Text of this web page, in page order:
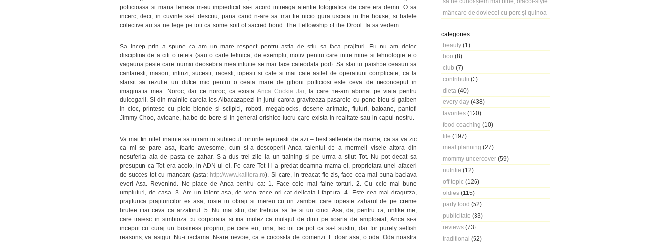
mâncare de dovlecei cu porc și quinoa
categories
beauty (1)
boo (8)
club (7)
contributii (3)
dieta (40)
every day (438)
favorites (120)
food coaching (10)
life (197)
meal planning (27)
mommy undercover (59)
nutritie (12)
off topic (126)
oldies (115)
party food (52)
publicitate (33)
reviews (73)
traditional (52)
pofticioasa si mana lenesa m-au impiedicat sa-i acord intreaga atentie fotografica de care era demn. O sa
incerc, deci, in cuvinte sa-l descriu, pana cand n-are sa mai fie nicio gura uscata in the house, si balele
colective au sa ne lege pe toti ca some sort of sacred bond. The Fellowship of the Drool. Ia sa vedem.
Sa incep prin a spune ca am un mare respect pentru astia de stiu sa faca prajituri. Eu nu am deloc
disciplina de a citi o reteta (sau o carte tehnica, de exemplu, motiv pentru care intre mine si tehnologie e o
vagauna peste care numai deosebita mea intuitie se mai face cateodata pod). Sa stai tu paishpe ceasuri sa
cantaresti, masori, intinzi, sucesti, racesti, topesti si cate si mai cate astfel de operatiuni complicate, ca la
sfarsit sa rezulte un dulce mic pentru o ceata mare de giboni pofticiosi este ceva de neconceput in
imaginatia mea. Noroc, dar ce noroc, ca exista Anca Cookie Jar, la care ne-am abonat pe viata pentru
dulcegarii. Si din mainile careia ies Albacazapezi in jurul carora graviteaza pasarele cu pene bleu si galben
in cioc, printese cu plete blonde si sclipici, roboti, megablocks, desene animate, fluturi, baloane, pantofi
Jimmy Choo, avioane, halbe de bere si in general orishice lucru care exista in realitate sau in capul nostru.
Va mai tin nitel inainte sa intram in subiectul torturile iepuresti de azi – best sellerele de maine, ca sa va zic
ca mi se pare asa, foarte awesome, cum si-a descoperit Anca talentul de a mermeli visele altora din
nesuferita aia de pasta de zahar. S-a dus trei zile la un training si pe urma a stiut Tot. Nu pot decat sa
presupun ca Tot era acolo, in ADN-ul ei. Pe care Tot i l-a predat doamna mama ei, proprietara unei afaceri
de succes tot cu mancare (asta: http://www.kalitera.ro). Si care, in treacat fie zis, face cea mai buna baclava
ever! Asa. Revenind. Ne place de Anca pentru ca: 1. Face cele mai faine torturi. 2. Cu cele mai bune
umpluturi, de casa. 3. Are un talent asa, de vreo zece ori cat delicata-i faptura. 4. Este cea mai dragutza,
prajiturica prajituricilor ea asa, rosie in obraji si mereu cu un zambet care topeste zaharul de pe creme
brulee mai ceva ca arzatorul. 5. Nu mai stiu, dar trebuia sa fie si un cinci. Asa, da, pentru ca, unlike me,
care traiesc in simbioza cu corporatia si ma mulez ca mulajul de dinti pe soarta de amploaiat, Anca si-a
inceput cu curaj un business propriu, pe care eu, una, fac tot ce pot ca sa-l sustin, dar for purely selfish
reasons, va asigur. Nu-i reclama. N-are nevoie, ca e cocosata de comenzi. E doar asa, o oda. Oda noastra